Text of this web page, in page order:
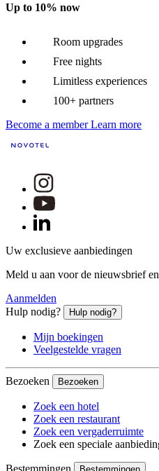
Up to 10% now
Room upgrades
Free nights
Limitless experiences
100+ partners
Become a member Learn more
Uw exclusieve aanbiedingen
Meld u aan voor de nieuwsbrief
Aanmelden
Hulp nodig?
Hulp nodig?
Mijn boekingen
Veelgestelde vragen
Bezoeken Bezoeken
Zoek een hotel
Zoek een restaurant
Zoek een vergaderruimte
Zoek een speciale